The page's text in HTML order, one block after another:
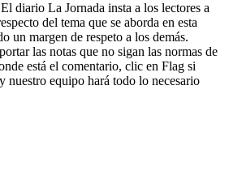
El diario La Jornada insta a los lectores a
del tema que se aborda en esta
un margen de respeto a los demás.
las notas que no sigan las normas de
está el comentario, clic en Flag si
nuestro equipo hará todo lo necesario